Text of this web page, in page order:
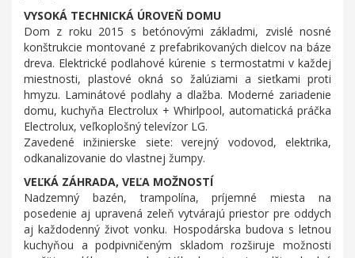
VYSOKÁ TECHNICKÁ ÚROVEŇ DOMU
Dom z roku 2015 s betónovými základmi, zvislé nosné
konštrukcie montované z prefabrikovaných dielcov na báze
dreva. Elektrické podlahové kúrenie s termostatmi v každej
miestnosti, plastové okná so žalúziami a sieťkami proti
hmyzu. Laminátové podlahy a dlažba. Moderné zariadenie
domu, kuchyňa Electrolux + Whirlpool, automatická práčka
Electrolux, veľkoplošný televízor LG.
Zavedené inžinierske siete: verejný vodovod, elektrika,
odkanalizovanie do vlastnej žumpy.
VEĽKÁ ZÁHRADA, VEĽA MOŽNOSTÍ
Nadzemný bazén, trampolína, príjemné miesta na
posedenie aj upravená zeleň vytvárajú priestor pre oddych
aj každodenný život vonku. Hospodárska budova s letnou
kuchyňou a podpivničeným skladom rozširuje možnosti